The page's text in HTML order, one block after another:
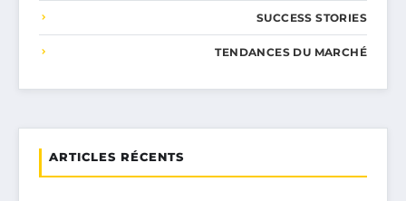
SUCCESS STORIES
TENDANCES DU MARCHÉ
ARTICLES RÉCENTS